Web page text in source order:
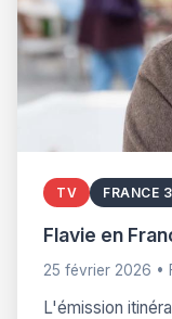
TV FRANCE 3
Flavie en
25 février 2026 •
L'émission